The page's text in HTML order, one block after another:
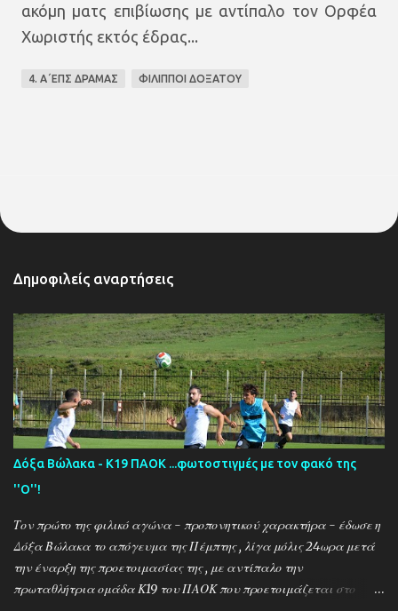
ακόμη ματς επιβίωσης με αντίπαλο τον Ορφέα
Χωριστής εκτός έδρας...
4. Α΄ΕΠΣ ΔΡΑΜΑΣ ΦΙΛΙΠΠΟΙ ΔΟΞΑΤΟΥ
Δημοφιλείς αναρτήσεις
Δόξα Βώλακα - Κ19 ΠΑΟΚ ...φωτοστιγμές με τον φακό της
''Ο''!
Τον πρώτο της φιλικό αγώνα - προπονητικού χαρακτήρα - έδωσε η
Δόξα Βώλακα το απόγευμα της Πέμπτης , λίγα μόλις 24ωρα μετά
την έναρξη της προετοιμασίας της , με αντίπαλο την
πρωταθλήτρια ομάδα Κ19 του ΠΑΟΚ που προετοιμάζεται στο